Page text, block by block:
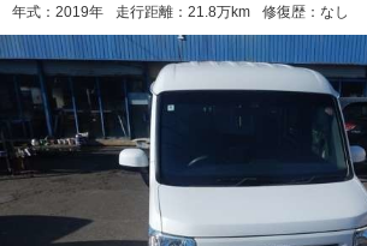
年式： 2019年 走行距離： 21.8万km 修復歴： なし